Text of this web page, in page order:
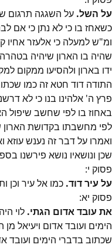
על השל. על השגגה תרגום
כשאחז בו כי לא נתן כי אם
ומ"ש למעלה כי אלעזר אחיו
שהיה בו הארון שיהיה
ידו בארון ולהסיעו ממקום
התודה דוד חטא זה כמו
פרץ ה' אלהינו בנו כי לא
באחוז בו לפי שחשב שיפול
לפי מחשבתו בקדושת הארון
ואמרו על דבר זה נענש עוזא
שכן ונושאיו נושא פירשנו
פסוק י:
על עיר דוד. כמו אל עיר וכן
פסוק יא:
את עובד אדום הגתי. לוי
הימים ועובד אדום ויעיאל
שכתוב בדברי הימים ועובד